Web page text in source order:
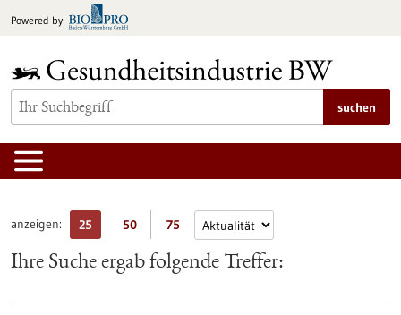
Inhalt
Powered by
suchen
anzeigen: 25 50 75
Ihre Suche ergab folgende Treffer: